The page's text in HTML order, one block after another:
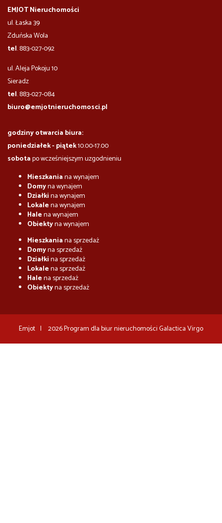
EMJOT Nieruchomości
ul. Łaska 39
Zduńska Wola
tel. 883-027-092
ul. Aleja Pokoju 10
​​​​​Sieradz
tel. 883-027-084
biuro@emjotnieruchomosci.pl
godziny otwarcia biura:
poniedziałek - piątek10.00-17.00
sobotapo wcześniejszym uzgodnieniu
Mieszkaniana wynajem
Domyna wynajem
Działkina wynajem
Lokalena wynajem
Halena wynajem
Obiektyna wynajem
Mieszkaniana sprzedaż
Domyna sprzedaż
Działkina sprzedaż
Lokalena sprzedaż
Halena sprzedaż
Obiektyna sprzedaż
Emjot 2026Program dla biur nieruchomościGalactica Virgo